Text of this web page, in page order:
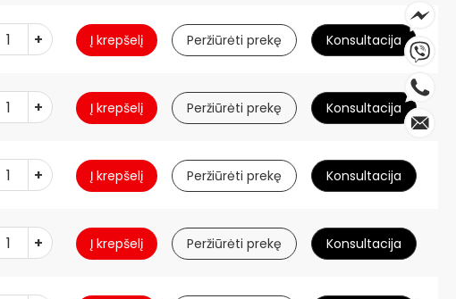
+ Į krepšelį Peržiūrėti prekę Konsultacija
+ Į krepšelį Peržiūrėti prekę Konsultacija
+ Į krepšelį Peržiūrėti prekę Konsultacija
+ Į krepšelį Peržiūrėti prekę Konsultacija